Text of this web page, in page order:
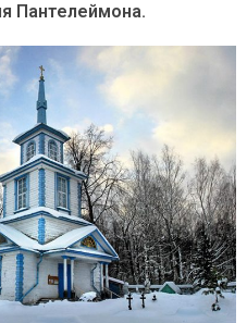
Пантелеймона.